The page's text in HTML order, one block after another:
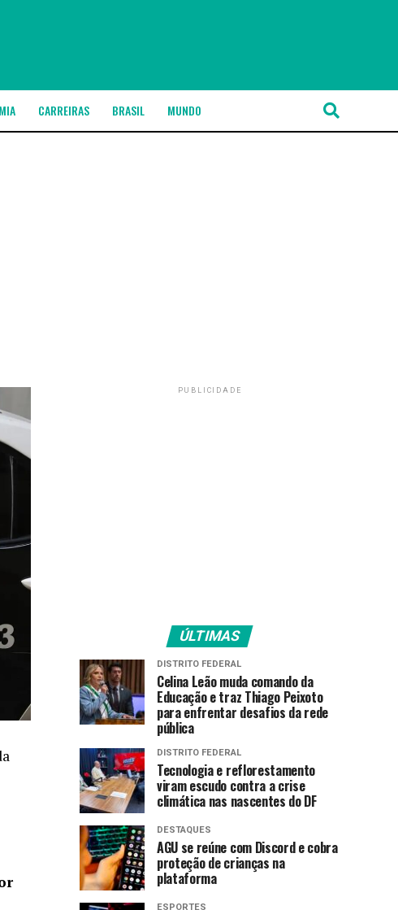
CARREIRAS BRASIL MUNDO
PUBLICIDADE
ÚLTIMAS
DISTRITO FEDERAL
Celina Leão muda comando da
Educação e traz Thiago Peixoto
para enfrentar desafios da rede
pública
DISTRITO FEDERAL
Tecnologia e reflorestamento
viram escudo contra a crise
climática nas nascentes do DF
DESTAQUES
AGU se reúne com Discord e cobra
proteção de crianças na
plataforma
ESPORTES